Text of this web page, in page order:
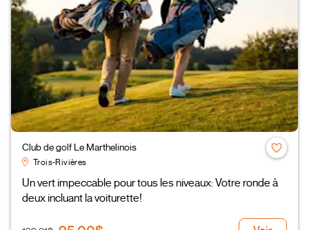
Club de golf Le Marthelinois
Trois-Rivières
Un vert impeccable pour tous les niveaux: Votre ronde à
deux incluant la voiturette!